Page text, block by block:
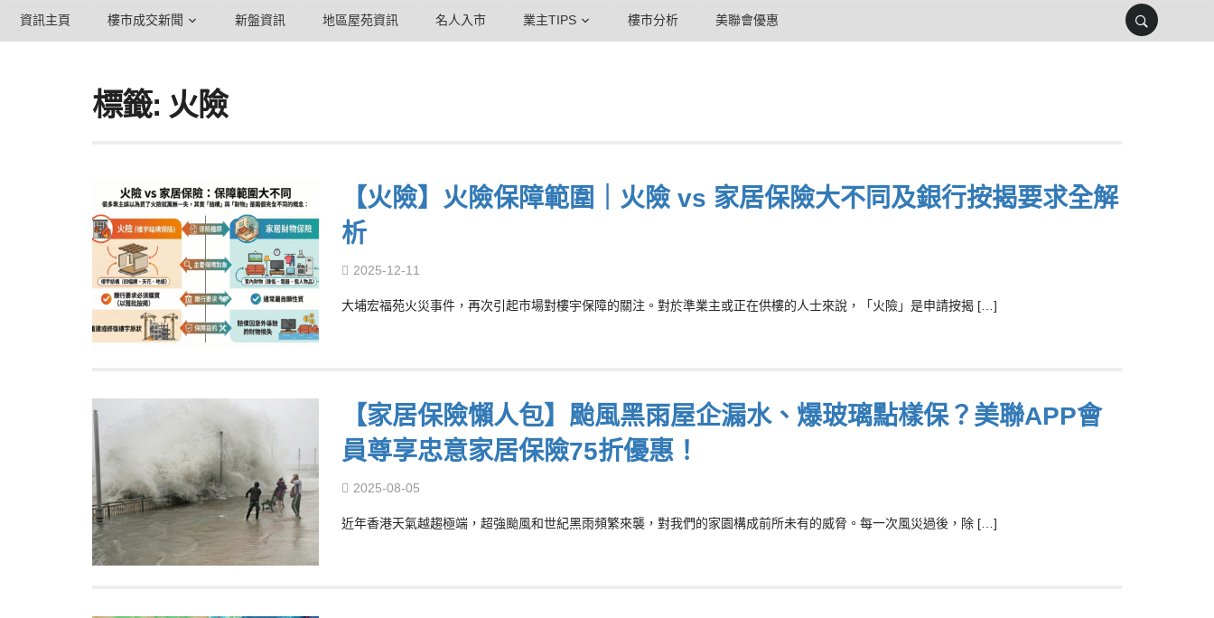
資訊主頁 樓市成交新聞 新盤資訊 地區屋苑資訊 名人入市 業主TIPS 樓市分析 美聯會優惠
標籤: 火險
【火險】火險保障範圍｜火險 vs 家居保險大不同及銀行按揭要求全解
析
2025-12-11
大埔宏福苑火災事件，再次引起市場對樓宇保障的關注。對於準業主或正在供樓的人士來說，「火險」是申請按揭 […]
【家居保險懶人包】颱風黑雨屋企漏水、爆玻璃點樣保？美聯APP會
員尊享忠意家居保險75折優惠！
2025-08-05
近年香港天氣越趨極端，超強颱風和世紀黑雨頻繁來襲，對我們的家園構成前所未有的威脅。每一次風災過後，除 […]